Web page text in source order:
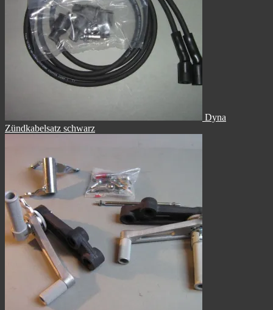
Dyna
Zündkabelsatz schwarz